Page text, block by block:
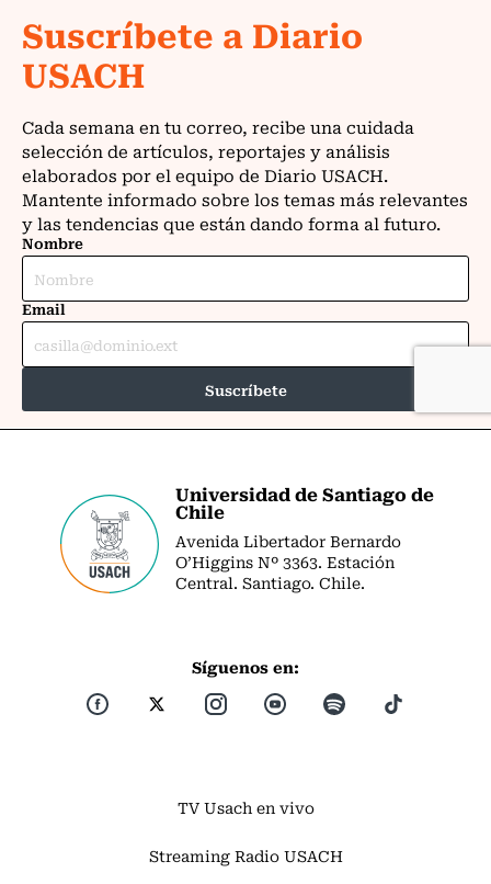
Universidad de Santiago de
Chile
Avenida Libertador Bernardo
O’Higgins Nº 3363. Estación
Central. Santiago. Chile.
Síguenos en:
TV Usach en vivo
Streaming Radio USACH